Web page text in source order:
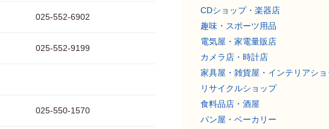
025-552-6902
025-552-9199
025-550-1570
CDショップ・楽器店
趣味・スポーツ用品
電気屋・家電量販店
カメラ店・時計店
家具屋・雑貨屋・インテリアショ
リサイクルショップ
食料品店・酒屋
パン屋・ベーカリー